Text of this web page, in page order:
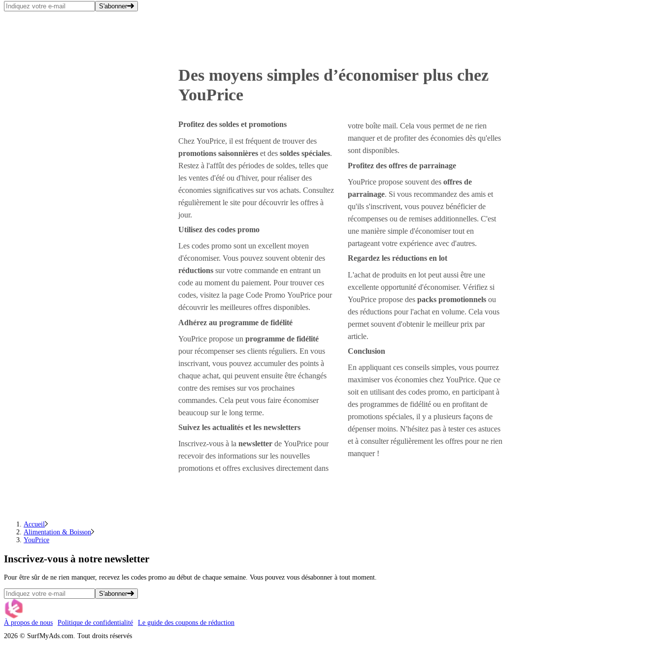
S'abonner
Des moyens simples d’économiser plus chez
YouPrice
Profitez des soldes et promotions
Chez YouPrice, il est fréquent de trouver des
promotions saisonnières et des soldes spéciales.
Restez à l'affût des périodes de soldes, telles que
les ventes d'été ou d'hiver, pour réaliser des
économies significatives sur vos achats. Consultez
régulièrement le site pour découvrir les offres à
jour.
Utilisez des codes promo
Les codes promo sont un excellent moyen
d'économiser. Vous pouvez souvent obtenir des
réductions sur votre commande en entrant un
code au moment du paiement. Pour trouver ces
codes, visitez la page Code Promo YouPrice pour
découvrir les meilleures offres disponibles.
Adhérez au programme de fidélité
YouPrice propose un programme de fidélité
pour récompenser ses clients réguliers. En vous
inscrivant, vous pouvez accumuler des points à
chaque achat, qui peuvent ensuite être échangés
contre des remises sur vos prochaines
commandes. Cela peut vous faire économiser
beaucoup sur le long terme.
Suivez les actualités et les newsletters
Inscrivez-vous à la newsletter de YouPrice pour
recevoir des informations sur les nouvelles
promotions et offres exclusives directement dans
votre boîte mail. Cela vous permet de ne rien
manquer et de profiter des économies dès qu'elles
sont disponibles.
Profitez des offres de parrainage
YouPrice propose souvent des offres de
parrainage. Si vous recommandez des amis et
qu'ils s'inscrivent, vous pouvez bénéficier de
récompenses ou de remises additionnelles. C'est
une manière simple d'économiser tout en
partageant votre expérience avec d'autres.
Regardez les réductions en lot
L'achat de produits en lot peut aussi être une
excellente opportunité d'économiser. Vérifiez si
YouPrice propose des packs promotionnels ou
des réductions pour l'achat en volume. Cela vous
permet souvent d'obtenir le meilleur prix par
article.
Conclusion
En appliquant ces conseils simples, vous pourrez
maximiser vos économies chez YouPrice. Que ce
soit en utilisant des codes promo, en participant à
des programmes de fidélité ou en profitant de
promotions spéciales, il y a plusieurs façons de
dépenser moins. N'hésitez pas à tester ces astuces
et à consulter régulièrement les offres pour ne rien
manquer !
Accueil
Alimentation & Boisson
YouPrice
Inscrivez-vous à notre newsletter
Pour être sûr de ne rien manquer, recevez les codes promo au début de chaque semaine. Vous pouvez vous désabonner à tout moment.
S'abonner
À propos de nous Politique de confidentialité
Le guide des coupons de réduction
2026 © SurfMyAds.com. Tout droits réservés